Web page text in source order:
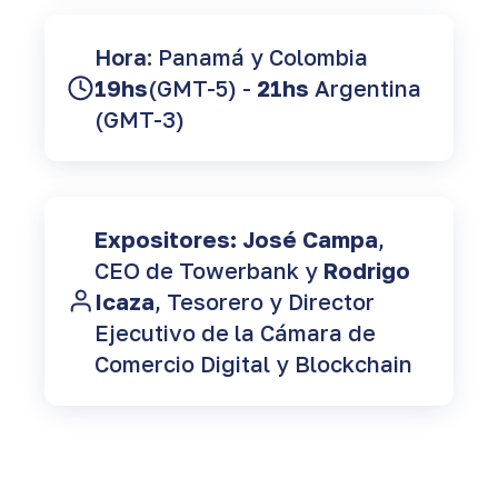
Hora: Panamá y Colombia
19hs(GMT-5) - 21hs Argentina
(GMT-3)
Expositores: José Campa,
CEO de Towerbank y Rodrigo
Icaza, Tesorero y Director
Ejecutivo de la Cámara de
Comercio Digital y Blockchain